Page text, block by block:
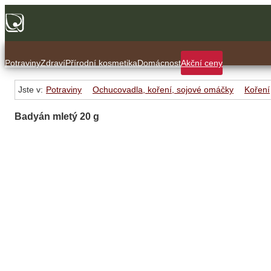
PotravinyZdravíPřírodní kosmetikaDomácnostAkční ceny
Jste v: Potraviny Ochucovadla, koření, sojové omáčky Koření
Badyán mletý 20 g